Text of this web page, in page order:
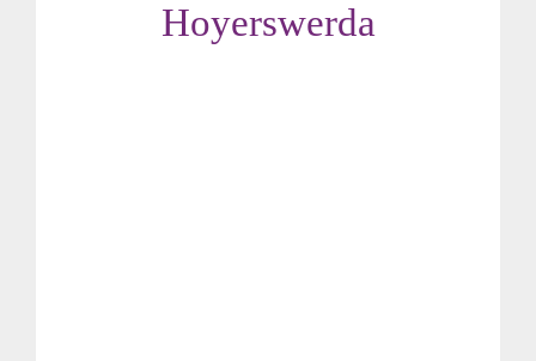
Hoyerswerda